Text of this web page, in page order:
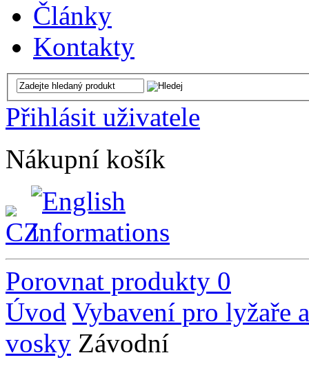
Články
Kontakty
Přihlásit uživatele
Nákupní košík
Porovnat produkty 0
Úvod Vybavení pro lyžaře
vosky Závodní